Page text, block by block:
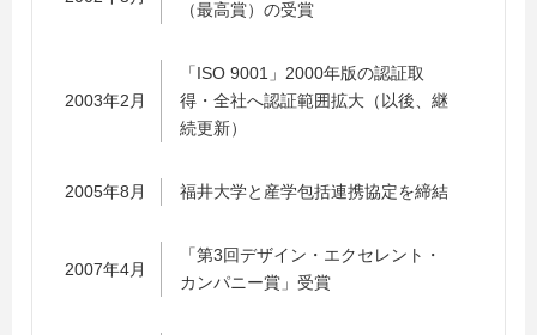
（最高賞）の受賞
2003年2月
「ISO 9001」2000年版の認証取
得・全社へ認証範囲拡大（以後、継
続更新）
2005年8月 福井大学と産学包括連携協定を締結
2007年4月
「第3回デザイン・エクセレント・
カンパニー賞」受賞